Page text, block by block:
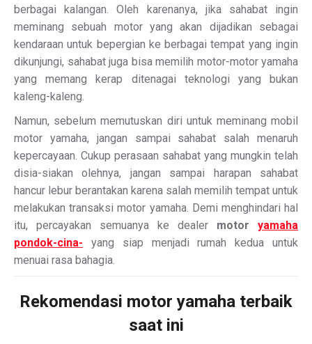
berbagai kalangan. Oleh karenanya, jika sahabat ingin
meminang sebuah motor yang akan dijadikan sebagai
kendaraan untuk bepergian ke berbagai tempat yang ingin
dikunjungi, sahabat juga bisa memilih motor-motor yamaha
yang memang kerap ditenagai teknologi yang bukan
kaleng-kaleng.
Namun, sebelum memutuskan diri untuk meminang mobil
motor yamaha, jangan sampai sahabat salah menaruh
kepercayaan. Cukup perasaan sahabat yang mungkin telah
disia-siakan olehnya, jangan sampai harapan sahabat
hancur lebur berantakan karena salah memilih tempat untuk
melakukan transaksi motor yamaha. Demi menghindari hal
itu, percayakan semuanya ke dealer motor yamaha
pondok-cina- yang siap menjadi rumah kedua untuk
menuai rasa bahagia.
Rekomendasi motor yamaha terbaik
saat ini